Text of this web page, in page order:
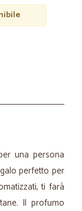
una persona
perfetto per
ti farà
Il profumo